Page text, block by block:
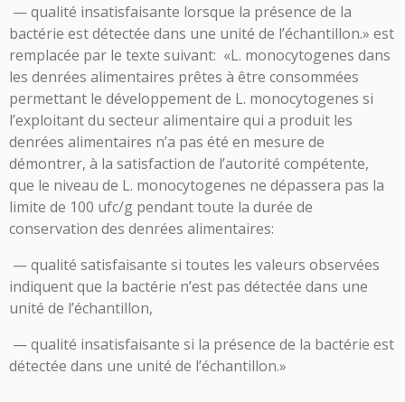
— qualité insatisfaisante lorsque la présence de la
bactérie est détectée dans une unité de l’échantillon.» est
remplacée par le texte suivant: «L. monocytogenes dans
les denrées alimentaires prêtes à être consommées
permettant le développement de L. monocytogenes si
l’exploitant du secteur alimentaire qui a produit les
denrées alimentaires n’a pas été en mesure de
démontrer, à la satisfaction de l’autorité compétente,
que le niveau de L. monocytogenes ne dépassera pas la
limite de 100 ufc/g pendant toute la durée de
conservation des denrées alimentaires:
— qualité satisfaisante si toutes les valeurs observées
indiquent que la bactérie n’est pas détectée dans une
unité de l’échantillon,
— qualité insatisfaisante si la présence de la bactérie est
détectée dans une unité de l’échantillon.»